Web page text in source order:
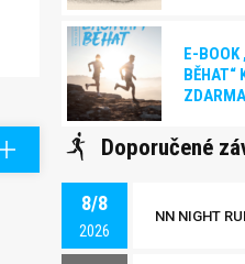
E-BOOK
BĚHAT“
ZDARMA
Doporučené
8/8
2026
NN NIGHT